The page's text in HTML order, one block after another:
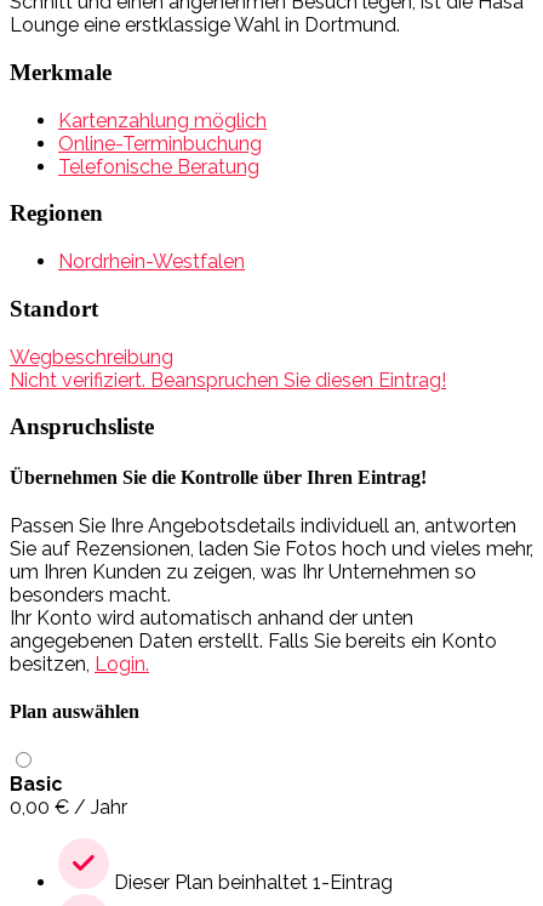
Lounge eine erstklassige Wahl in Dortmund.
Merkmale
Kartenzahlung möglich
Online-Terminbuchung
Telefonische Beratung
Regionen
Nordrhein-Westfalen
Standort
Wegbeschreibung
Nicht verifiziert. Beanspruchen Sie diesen Eintrag!
Anspruchsliste
Übernehmen Sie die Kontrolle über Ihren Eintrag!
Passen Sie Ihre Angebotsdetails individuell an, antworten
Sie auf Rezensionen, laden Sie Fotos hoch und vieles mehr,
um Ihren Kunden zu zeigen, was Ihr Unternehmen so
besonders macht.
Ihr Konto wird automatisch anhand der unten
angegebenen Daten erstellt. Falls Sie bereits ein Konto
besitzen, Login.
Plan auswählen
Basic
0,00 € / Jahr
Dieser Plan beinhaltet 1-Eintrag